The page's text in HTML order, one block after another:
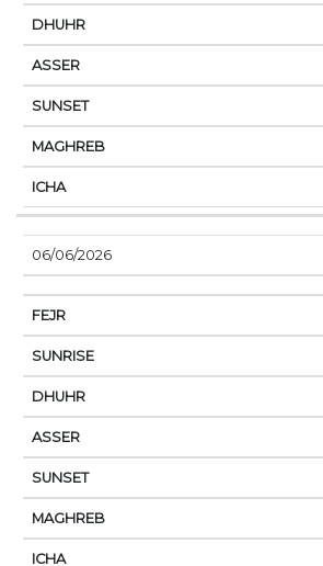
06/06/2026